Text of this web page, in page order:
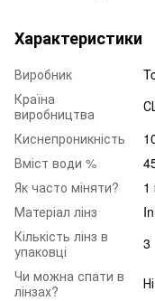
Характеристики
Виробник
Країна
виробництва
Киснепроникність
Вміст води %
Як часто міняти?
1
Матеріал лінз
Кількість лінз в
упаковці
3
Чи можна спати в
лінзах?
Ні